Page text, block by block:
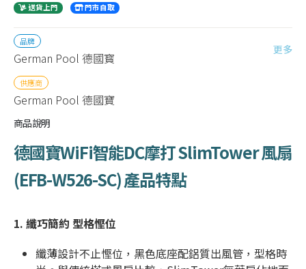
送貨上門 門市自取
品牌
German Pool 德國寳
更多
供應商
German Pool 德國寶
商品說明
德國寶WiFi智能DC摩打 SlimTower 風扇
(EFB-W526-SC)產品特點
1. 纖巧簡約 型格慳位
纖薄設計不止慳位，黑色底座配鋁質出風管，型格時